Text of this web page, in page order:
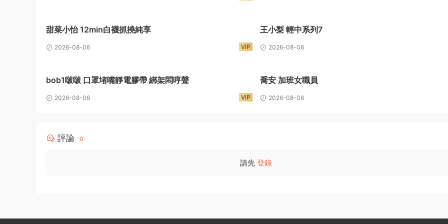
甜菜小怡 12min白襪抓撓純享
2026-08-06 VIP
王小梨 輕中系列7
2026-08-06
bob1啵啵 口罩堵嘴靜電膠帶 綁架悶哼聲
2026-08-06 VIP
喬安 加班女職員
2026-08-06
評論 0
請先 登錄